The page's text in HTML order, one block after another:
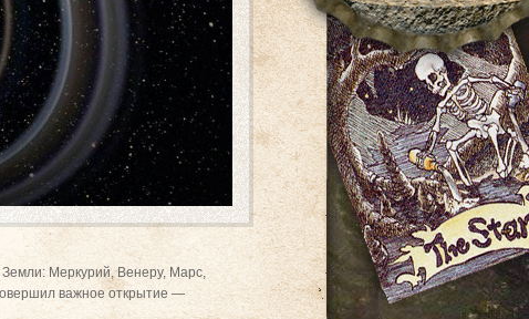
Земли: Меркурий, Венеру, Марс,
важное открытие —